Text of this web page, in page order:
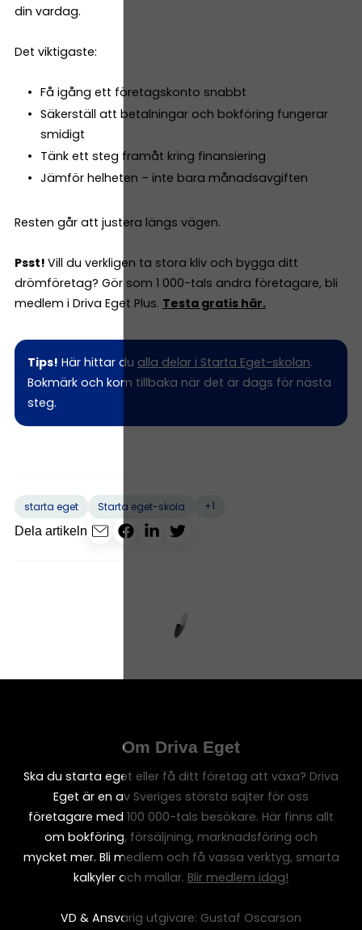
din vardag.
Det viktigaste:
Få igång ett företagskonto snabbt
Säkerställ att betalningar och bokföring fungerar
smidigt
Tänk ett steg framåt kring finansiering
Jämför helheten – inte bara månadsavgiften
Resten går att justera längs vägen.
Psst! Vill du verkligen ta stora kliv och bygga ditt
drömföretag? Gör som 1 000-tals andra företagare, bli
medlem i Driva Eget Plus. Testa gratis här.
Tips! Här hittar du alla delar i Starta Eget-skolan.
Bokmärk och kom tillbaka när det är dags för nästa
steg.
starta eget Starta eget-skola
+1
Dela artikeln
Om Driva Eget
Ska du starta eget eller få ditt företag att växa? Driva
Eget är en av Sveriges största sajter för oss
företagare med 100 000-tals besökare. Här finns allt
om bokföring, försäljning, marknadsföring och
mycket mer. Bli medlem och få vassa verktyg, smarta
kalkyler och mallar. Blir medlem idag!
VD & Ansvarig utgivare: Gustaf Oscarson